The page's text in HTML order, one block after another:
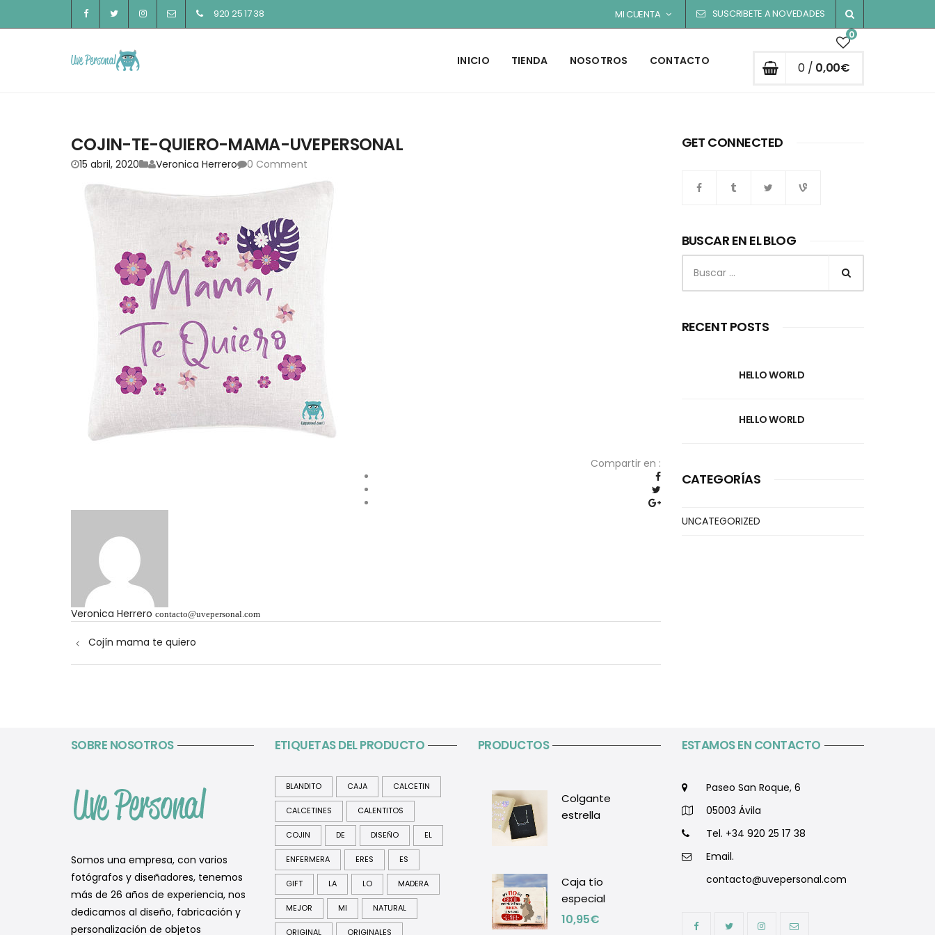
920 25 17 38 MI CUENTA SUSCRIBETE A NOVEDADES
INICIO TIENDA NOSOTROS CONTACTO
0
0 / 0,00€
COJIN-TE-QUIERO-MAMA-UVEPERSONAL
15 abril, 2020 Veronica Herrero 0 Comment
Compartir en :
Veronica Herrero contacto@uvepersonal.com
de
entradas
Cojín mama te quiero
GET CONNECTED
BUSCAR EN EL BLOG
Buscar:
RECENT POSTS
HELLO WORLD
HELLO WORLD
CATEGORÍAS
UNCATEGORIZED
SOBRE NOSOTROS
Somos una empresa, con varios
fotógrafos y diseñadores, tenemos
más de 26 años de experiencia, nos
dedicamos al diseño, fabricación y
personalización de objetos
ETIQUETAS DEL PRODUCTO
BLANDITO CAJA CALCETIN
CALCETINES CALENTITOS
COJIN DE DISEÑO EL
ENFERMERA ERES ES
GIFT LA LO MADERA
MEJOR MI NATURAL
ORIGINAL ORIGINALES
PRODUCTOS
Colgante
estrella
Caja tío
especial
10,95€
ESTAMOS EN CONTACTO
Paseo San Roque, 6
05003 Ávila
Tel. +34 920 25 17 38
Email.
contacto@uvepersonal.com